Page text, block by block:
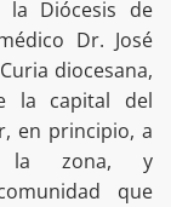
la Diócesis de
Dr. José
diocesana,
la capital del
en principio, a
la zona, y
que